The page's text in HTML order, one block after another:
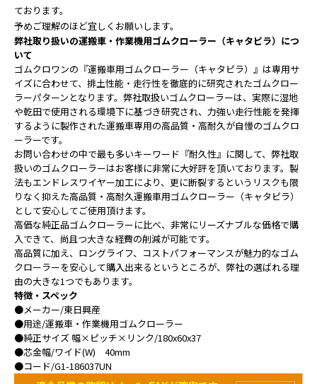
ております。
予めご理解のほど宜しくお願いします。
弊社取り扱いの運搬車・作業機用ゴムクローラー（キャタピラ）につ
いて
ゴムクロワンの『運搬車用ゴムクローラー（キャタピラ）』は専用サ
イズに合わせて、 排土性能・走行性を徹底的に研究されたゴムクロー
ラーパターンとなります。 弊社取扱いゴムクローラーは、実際に湿地
や乾田で使用される環境下に基づき研究され、力強い走行性能を発揮
するように製作された運搬車専用の高品質・高耐久が自慢のゴムクロ
ーラーです。
お問い合わせの中で最も多いキーワード『耐久性』に関して、弊社取
扱いのゴムクローラーはお客様に非常に大好評を頂いております。 製
法もエンドレスワイヤー加工により、更に断裂するというリスクも限
りなく抑えた高品質・高耐久運搬車用ゴムクローラー（キャタピラ）
として安心してご使用頂けます。
高価な純正品ゴムクローラーに比べ、非常にリーズナブルな価格で購
入できて、尚且つ大きな経費の削減が可能です。
高品質に加え、ロングライフ、コストパフォーマンスが魅力的なゴム
クローラーを安心して購入出来るというところが、弊社の選ばれる理
由の大きな1つでもあります。
特徴・スペック
●メーカー/東日興産
●用途/運搬車・作業機用ゴムクローラー
●純正サイズ 幅×ピッチ×リンク/180x60x37
●芯金幅/ワイド(W) 40mm
●コード/G1-186037UN